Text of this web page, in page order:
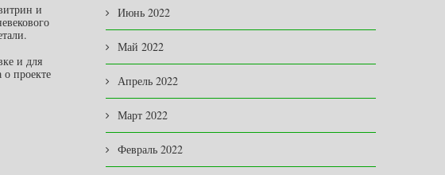
и
и для
проекте
Июнь 2022
Май 2022
Апрель 2022
Март 2022
Февраль 2022